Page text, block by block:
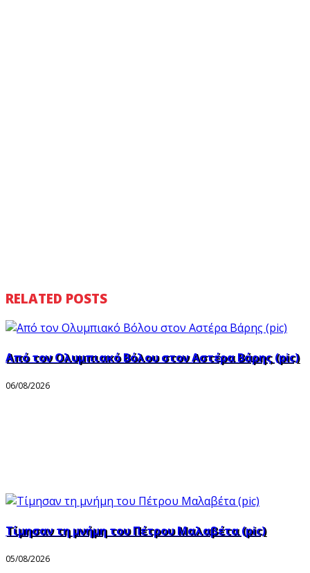
RELATED POSTS
Από τον Ολυμπιακό Βόλου στον Αστέρα Βάρης (pic)
06/08/2026
Τίμησαν τη μνήμη του Πέτρου Μαλαβέτα (pic)
05/08/2026